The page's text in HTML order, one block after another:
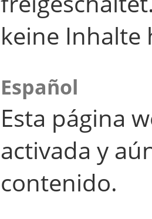
keine Inhalte
Español
Esta página
activada y
contenido.